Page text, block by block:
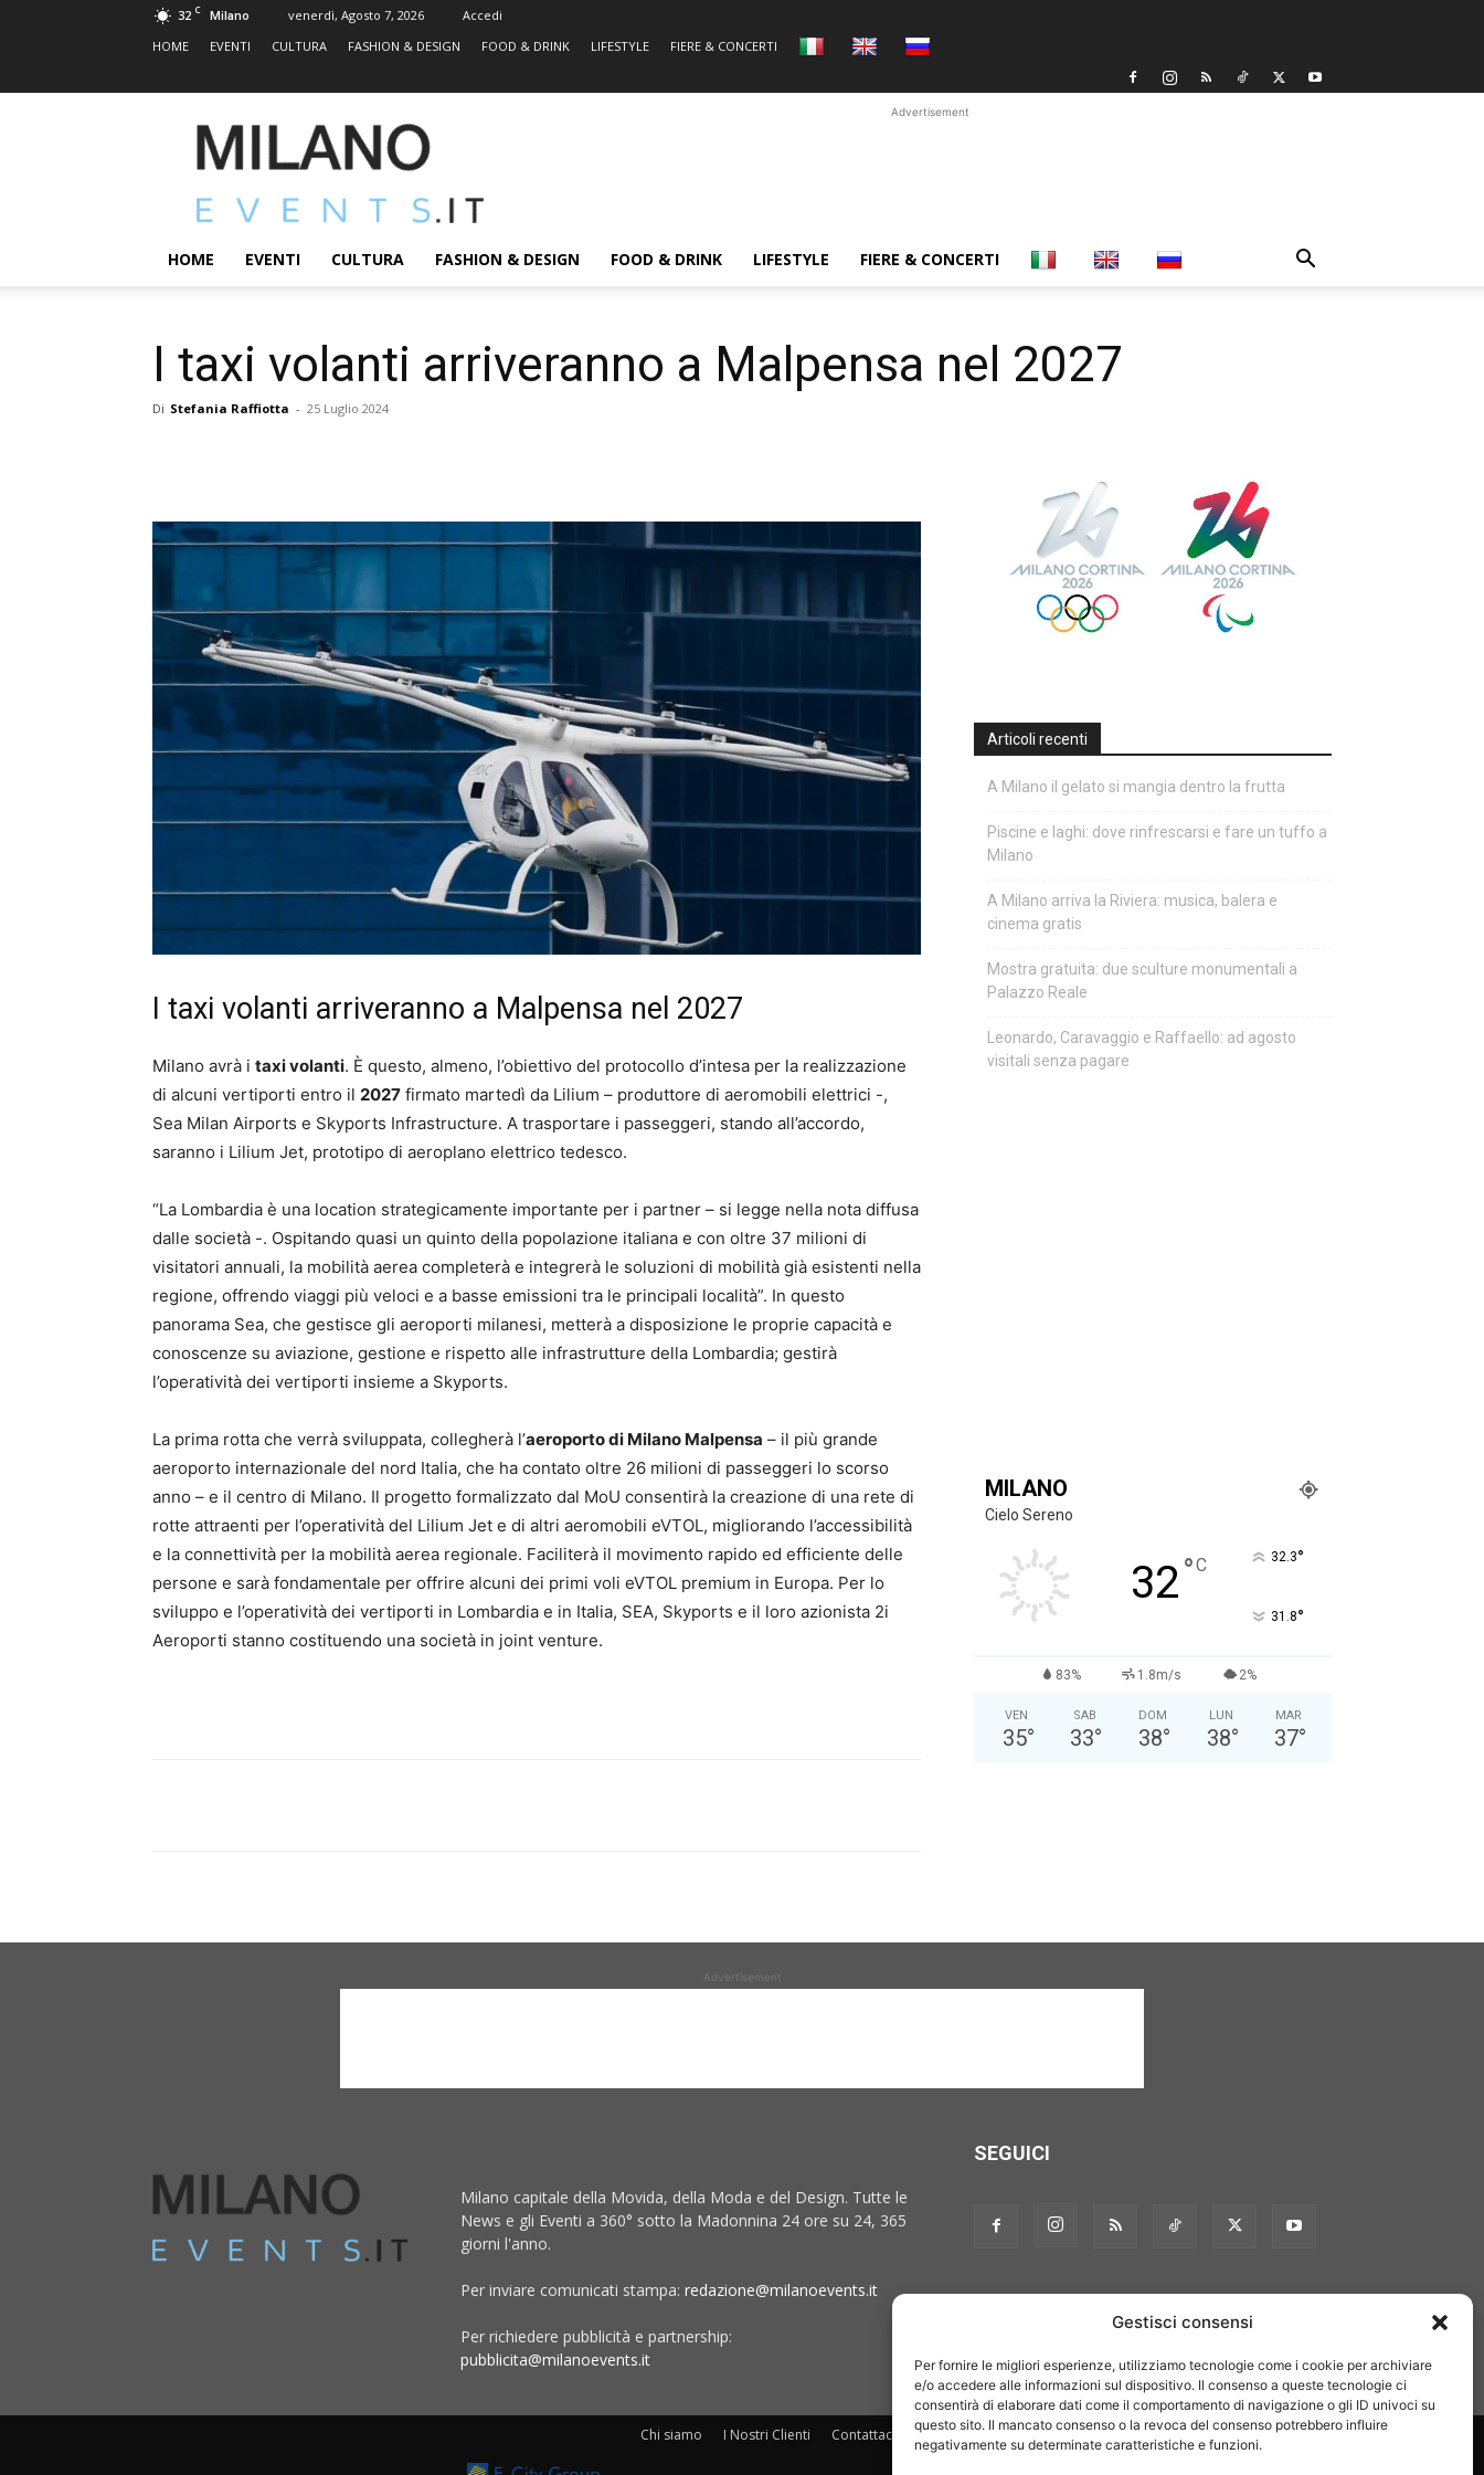
Gestisci consensi
Per fornire le migliori esperienze, utilizziamo tecnologie come i cookie per archiviare
e/o accedere alle informazioni sul dispositivo. Il consenso a queste tecnologie ci
consentirà di elaborare dati come il comportamento di navigazione o gli ID univoci su
questo sito. Il mancato consenso o la revoca del consenso potrebbero influire
negativamente su determinate caratteristiche e funzioni.
32 C Milano venerdì, Agosto 7, 2026
Accedi
HOME
EVENTI CULTURA FASHION & DESIGN FOOD & DRINK LIFESTYLE FIERE & CONCERTI
MILANOEVENTS.IT
|
2.0
ed
Eventi
Advertisement
HOME EVENTI CULTURA FASHION & DESIGN FOOD & DRINK LIFESTYLE FIERE & CONCERTI
I taxi volanti arriveranno a Malpensa nel 2027
Di Stefania Raffiotta - 25 Luglio 2024
I taxi volanti arriveranno a Malpensa nel 2027
Milano avrà i taxi volanti. È questo, almeno, l’obiettivo del protocollo d’intesa per la realizzazione
di alcuni vertiporti entro il 2027 firmato martedì da Lilium – produttore di aeromobili elettrici -,
Sea Milan Airports e Skyports Infrastructure. A trasportare i passeggeri, stando all’accordo,
saranno i Lilium Jet, prototipo di aeroplano elettrico tedesco.
“La Lombardia è una location strategicamente importante per i partner – si legge nella nota diffusa
dalle società -. Ospitando quasi un quinto della popolazione italiana e con oltre 37 milioni di
visitatori annuali, la mobilità aerea completerà e integrerà le soluzioni di mobilità già esistenti nella
regione, offrendo viaggi più veloci e a basse emissioni tra le principali località”. In questo
panorama Sea, che gestisce gli aeroporti milanesi, metterà a disposizione le proprie capacità e
conoscenze su aviazione, gestione e rispetto alle infrastrutture della Lombardia; gestirà
l’operatività dei vertiporti insieme a Skyports.
La prima rotta che verrà sviluppata, collegherà l’aeroporto di Milano Malpensa – il più grande
aeroporto internazionale del nord Italia, che ha contato oltre 26 milioni di passeggeri lo scorso
anno – e il centro di Milano. Il progetto formalizzato dal MoU consentirà la creazione di una rete di
rotte attraenti per l’operatività del Lilium Jet e di altri aeromobili eVTOL, migliorando l’accessibilità
e la connettività per la mobilità aerea regionale. Faciliterà il movimento rapido ed efficiente delle
persone e sarà fondamentale per offrire alcuni dei primi voli eVTOL premium in Europa. Per lo
sviluppo e l’operatività dei vertiporti in Lombardia e in Italia, SEA, Skyports e il loro azionista 2i
Aeroporti stanno costituendo una società in joint venture.
Articoli recenti
A Milano il gelato si mangia dentro la frutta
Piscine e laghi: dove rinfrescarsi e fare un tuffo a
Milano
A Milano arriva la Riviera: musica, balera e
cinema gratis
Mostra gratuita: due sculture monumentali a
Palazzo Reale
Leonardo, Caravaggio e Raffaello: ad agosto
visitali senza pagare
MILANO
Cielo Sereno
32°C 32.3°
31.8°
83% 1.8m/s 2%
VEN
35°
SAB
33°
DOM
38°
LUN
38°
MAR
37°
Advertisement
Milano capitale della Movida, della Moda e del Design. Tutte le
News e gli Eventi a 360° sotto la Madonnina 24 ore su 24, 365
giorni l'anno.
Per inviare comunicati stampa: redazione@milanoevents.it
Per richiedere pubblicità e partnership:
pubblicita@milanoevents.it
SEGUICI
Chi siamo I Nostri Clienti Contattaci Collabora con noi Pubblicità Privacy policy Linee editoriali